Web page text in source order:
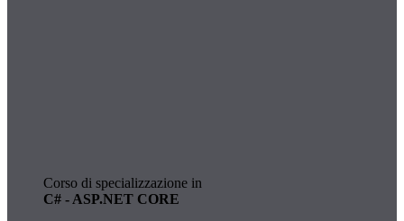
Corso di specializzazione in
C# - ASP.NET CORE